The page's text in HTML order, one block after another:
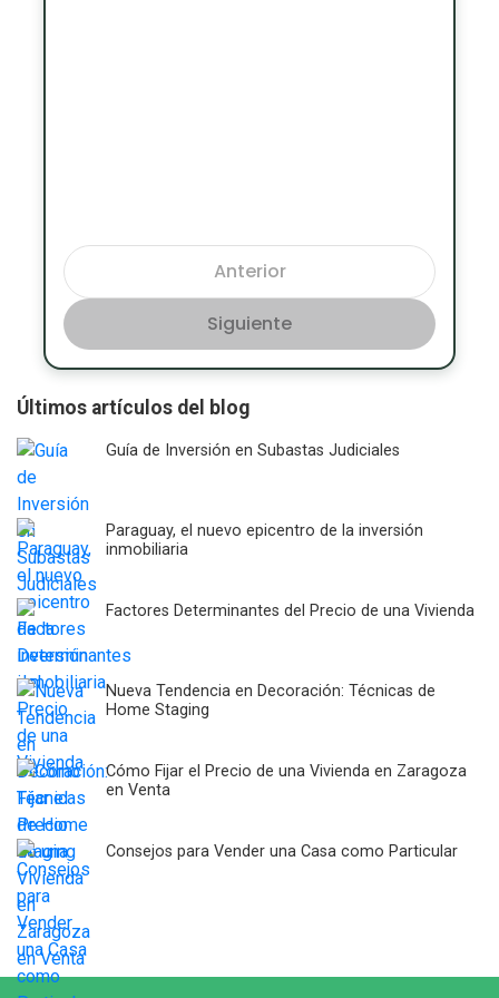
Anterior
Siguiente
Últimos artículos del blog
Guía de Inversión en Subastas Judiciales
Paraguay, el nuevo epicentro de la inversión
inmobiliaria
Factores Determinantes del Precio de una Vivienda
Nueva Tendencia en Decoración: Técnicas de
Home Staging
Cómo Fijar el Precio de una Vivienda en Zaragoza
en Venta
Consejos para Vender una Casa como Particular